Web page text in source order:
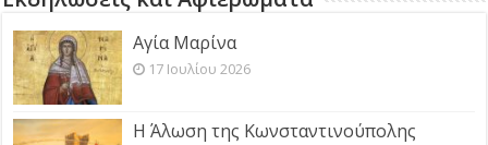
Αγία Μαρίνα
17 Ιουλίου 2026
Η Άλωση της Κωνσταντινούπολης